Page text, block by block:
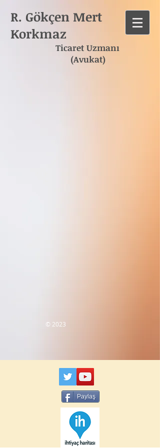
R. Gökçen Mert
Korkmaz
Ticaret Uzmanı
(Avukat)
© 2023
Paylaş